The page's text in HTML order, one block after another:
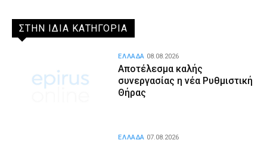
ΣΤΗΝ ΙΔΙΑ ΚΑΤΗΓΟΡΙΑ
Αποτέλεσμα καλής
συνεργασίας η νέα Ρυθμιστική
Θήρας
ΕΛΛΑΔΑ 08.08.2026
ΕΛΛΑΔΑ 07.08.2026